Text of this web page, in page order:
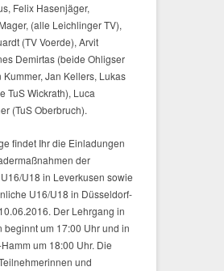
Felix Hasenjäger,
(alle Leichlinger TV),
(TV Voerde), Arvit
Demirtas (beide Ohligser
Kummer, Jan Kellers, Lukas
TuS Wickrath), Luca
(TuS Oberbruch).
findet Ihr die Einladungen
der
U18 in Leverkusen sowie
U16/U18 in Düsseldorf-
Der Lehrgang in
beginnt um 17:00 Uhr und in
um 18:00 Uhr. Die
und